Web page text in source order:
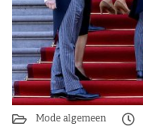
Mode algemeen